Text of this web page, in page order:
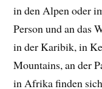
in den Alpen oder
Person und an das
in der Karibik, in
Mountains, an der
in Afrika finden